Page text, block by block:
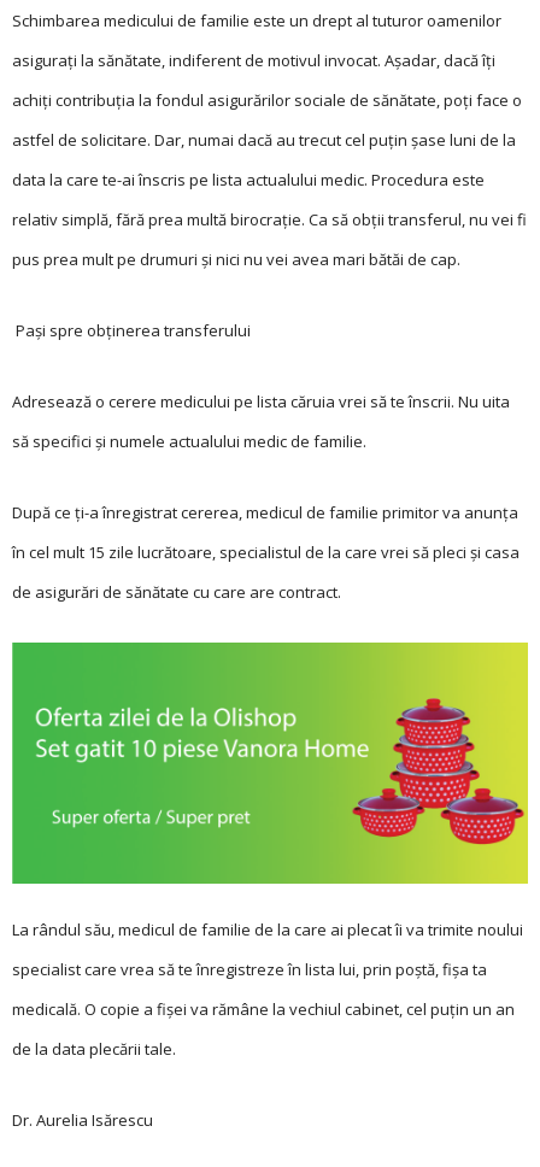
Schimbarea medicu­lui de familie este un drept al tuturor oamenilor
asigurați la sănătate, indiferent de motivul invocat. Așadar, dacă îți
achiți contribuția la fondul asigurărilor sociale de sănătate, poți face o
astfel de solicitare. Dar, numai dacă au trecut cel puțin șase luni de la
data la care te-ai înscris pe lista actualului medic. Procedura este
relativ simplă, fără prea multă birocrație. Ca să obții transferul, nu vei fi
pus prea mult pe drumuri și nici nu vei avea mari bătăi de cap.
Pași spre obținerea transferului
Adresează o cerere medicului pe lista căruia vrei să te înscrii. Nu uita
să specifici și numele actualului medic de familie.
După ce ți-a înregistrat cererea, medicul de familie primitor va anunța
în cel mult 15 zile lucrătoare, specialistul de la care vrei să pleci și casa
de asigurări de sănătate cu care are contract.
La rândul său, medicul de familie de la care ai plecat îi va trimite noului
specialist care vrea să te înregistreze în lista lui, prin poștă, fișa ta
medicală. O copie a fișei va rămâne la vechiul cabinet, cel puțin un an
de la data plecării tale.
Dr. Aurelia Isărescu